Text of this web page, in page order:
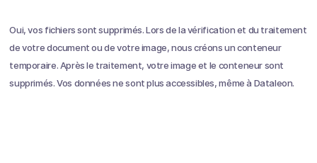
Oui, vos fichiers sont supprimés. Lors de la vérification et du traitement
de votre document ou de votre image, nous créons un conteneur
temporaire. Après le traitement, votre image et le conteneur sont
supprimés. Vos données ne sont plus accessibles, même à Dataleon.